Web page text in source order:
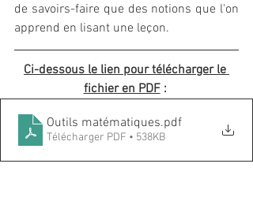
de savoirs-faire que des notions que l'on
apprend en lisant une leçon.
Ci-dessous le lien pour télécharger le
fichier en PDF :
Outils matématiques.pdf
Télécharger PDF • 538KB